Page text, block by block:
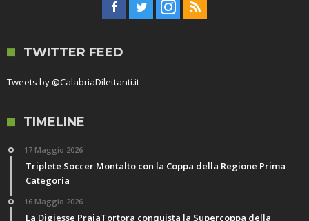
TWITTER FEED
Tweets by @CalabriaDilettanti.it
TIMELINE
17 Maggio 2026
Triplete Soccer Montalto con la Coppa della Regione Prima
Categoria
16 Maggio 2026
La Digiesse PraiaTortora conquista la Supercoppa della